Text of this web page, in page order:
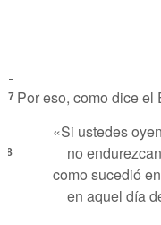
-
7 Por eso, como dice el
«Si ustedes
8
no
como sucedió
en aquel día